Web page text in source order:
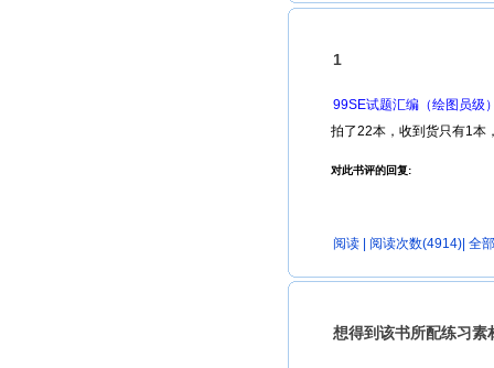
1
99SE试题汇编（绘图员级
拍了22本，收到货只有1本
对此书评的回复:
阅读 | 阅读次数(4914)| 全
想得到该书所配练习素